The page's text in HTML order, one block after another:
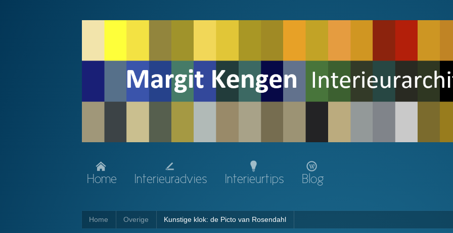
Home Interieuradvies Interieurtips Blog
Home Overige Kunstige klok: de Picto van Rosendahl